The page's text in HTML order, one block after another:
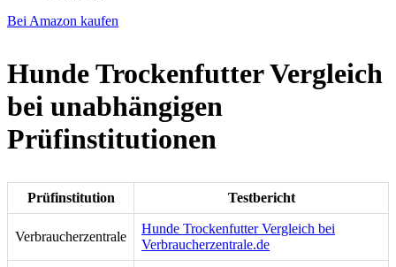
Bei Amazon kaufen
Hunde Trockenfutter Vergleich
bei unabhängigen
Prüfinstitutionen
Prüfinstitution Testbericht
Verbraucherzentrale
Hunde Trockenfutter Vergleich bei
Verbraucherzentrale.de